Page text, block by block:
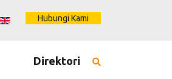
Hubungi Kami
Direktori